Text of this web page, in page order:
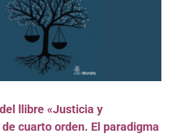
llibre «Justicia y
cuarto orden. El paradigma